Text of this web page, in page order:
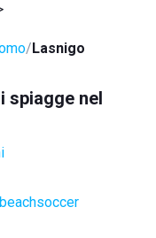
Lasnigo
spiagge nel